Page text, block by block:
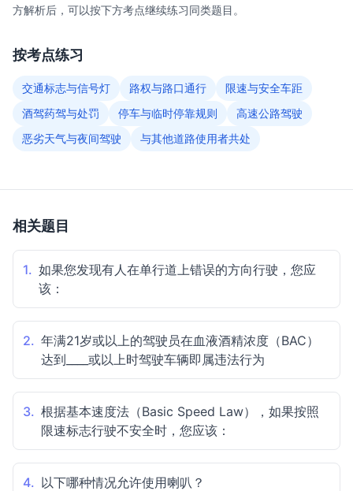
方解析后，可以按下方考点继续练习同类题目。
按考点练习
交通标志与信号灯 路权与路口通行
限速与安全车距
酒驾药驾与处罚
停车与临时停靠规则
高速公路驾驶
恶劣天气与夜间驾驶
与其他道路使用者共处
相关题目
1. 如果您发现有人在单行道上错误的方向行驶，您应
该：
2. 年满21岁或以上的驾驶员在血液酒精浓度（BAC）
达到____或以上时驾驶车辆即属违法行为
3. 根据基本速度法（Basic Speed Law），如果按照
限速标志行驶不安全时，您应该：
4. 以下哪种情况允许使用喇叭？